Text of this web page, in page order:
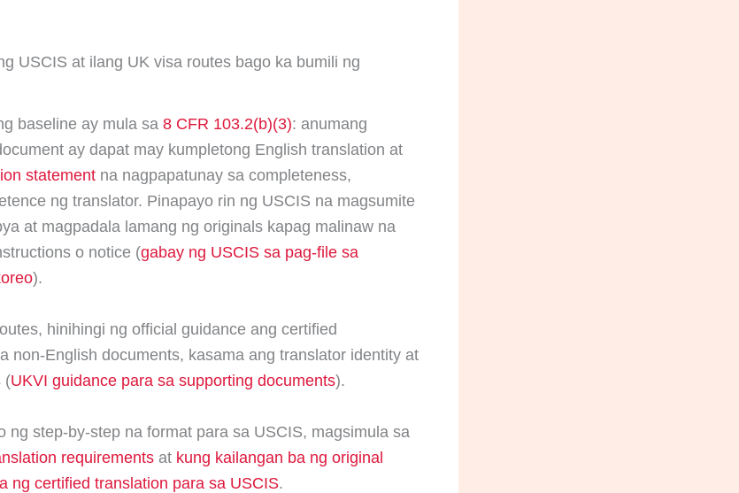
USCIS at ilang UK visa routes bago ka bumili ng
baseline ay mula sa 8 CFR 103.2(b)(3): anumang
ay dapat may kumpletong English translation at
statement na nagpapatunay sa completeness,
ng translator. Pinapayo rin ng USCIS na magsumite
at magpadala lamang ng originals kapag malinaw na
o notice (gabay ng USCIS sa pag-file sa
).
hinihingi ng official guidance ang certified
non-English documents, kasama ang translator identity at
(UKVI guidance para sa supporting documents).
ng step-by-step na format para sa USCIS, magsimula sa
requirements at kung kailangan ba ng original
ng certified translation para sa USCIS.